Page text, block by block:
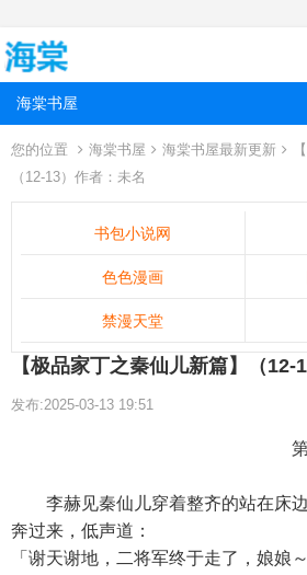
海棠书屋
您的位置 海棠书屋 海棠书屋最新更新
（12-13）作者：未名
书包小说网
色色漫画
禁漫天堂
【极品家丁之秦仙儿新篇】（12-
发布:2025-03-13 19:51
第12
李赫见秦仙儿穿着整齐的站在床边
奔过来，低声道：
「谢天谢地，二将军终于走了，娘娘